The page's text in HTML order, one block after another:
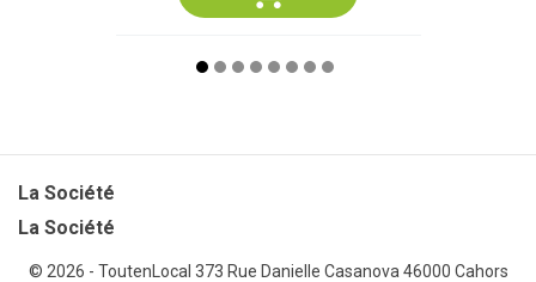
La Société
La Société
© 2026 - ToutenLocal 373 Rue Danielle Casanova 46000 Cahors